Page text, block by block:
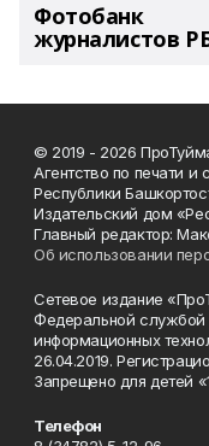
Фотобанк
журналистов
© 2019 - 2026
Агентство по печати
Республики
Издательский дом
Главный редактор:
Об использовании
Сетевое издание
Федеральной службой
информационных
26.04.2019.
Запрещено для детей
Телефон